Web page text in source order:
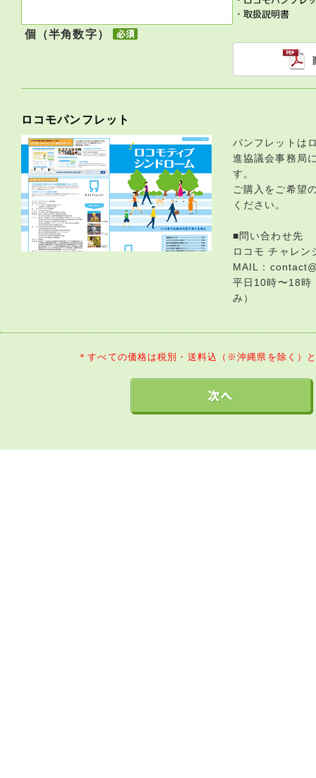
個（半角数字）
ロコモパンフレット
パンフレットは
進協議会事務局
す。
ご購入をご希望
ください。
■問い合わせ先
ロコモ チャレン
MAIL：
平日10時〜18時
み）
＊すべての価格は税別・送料込（※沖縄県を除く）